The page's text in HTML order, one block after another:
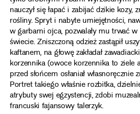
nauczył się łapać i zabijać dzikie kozy,
rośliny. Spryt i nabyte umiejętności,
w garbarni ojca, pozwalały mu trwać
świecie. Zniszczoną odzież zastąpił
kaftanem, na głowę zakładał
korzennika (owoce korzennika to ziele
przed słońcem osłaniał
Portret takiego właśnie rozbitka,
atrybuty swej egzystencji, zdobi
francuski fajansowy talerzyk.